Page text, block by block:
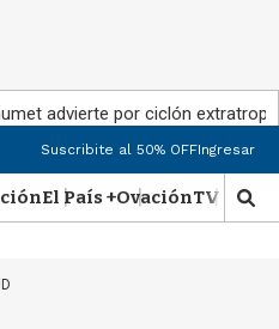
advierte por ciclón
Suscribite al 50% OFFIngresar
El País +OvaciónTV Show
M
o